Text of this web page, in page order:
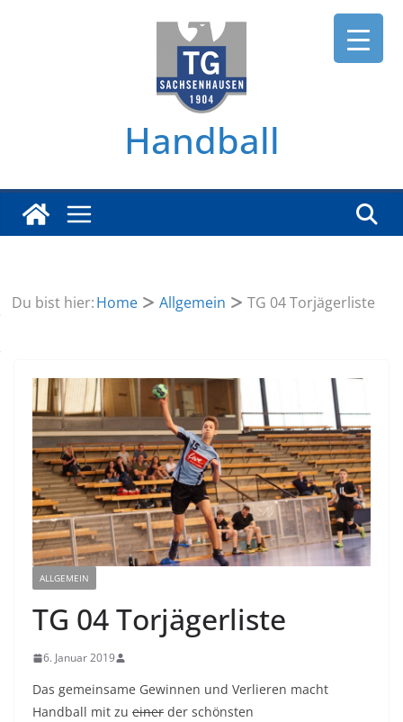
Handball
Du bist hier:Home Allgemein TG 04 Torjägerliste
ALLGEMEIN
TG 04 Torjägerliste
6. Januar 2019
Das gemeinsame Gewinnen und Verlieren macht
Handball mit zu einer der schönsten